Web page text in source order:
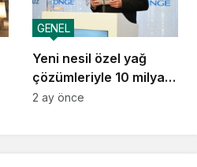
Yeni nesil özel yağ
çözümleriyle 10 milyar
dolarlık ihracat vizyonu
GENEL
2 ay önce